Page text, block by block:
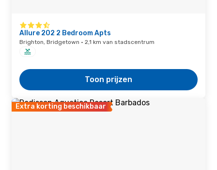
Allure 202 2 Bedroom Apts
Brighton, Bridgetown · 2,1 km van stadscentrum
Toon prijzen
Extra korting beschikbaar